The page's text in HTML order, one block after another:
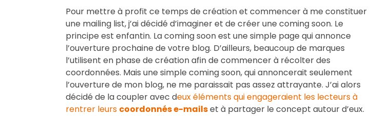
Pour mettre à profit ce temps de création et commencer à me constituer
une mailing list, j’ai décidé d’imaginer et de créer une coming soon. Le
principe est enfantin. La coming soon est une simple page qui annonce
l’ouverture prochaine de votre blog. D’ailleurs, beaucoup de marques
l’utilisent en phase de création afin de commencer à récolter des
coordonnées. Mais une simple coming soon, qui annoncerait seulement
l’ouverture de mon blog, ne me paraissait pas assez attrayante. J’ai alors
décidé de la coupler avec deux éléments qui engageraient les lecteurs à
rentrer leurs coordonnés e-mailset à partager le concept autour d’eux.